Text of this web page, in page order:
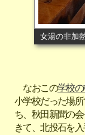
女湯の非加
なおこの学校の
小学校だった場
ち、秋田新聞の
きて、北投石を